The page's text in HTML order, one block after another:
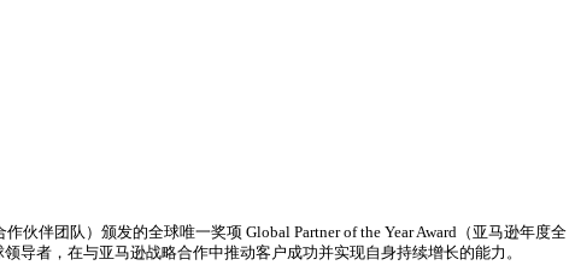
和！作为跨境电商行业数字化引领者，领星ERP保持强劲发展